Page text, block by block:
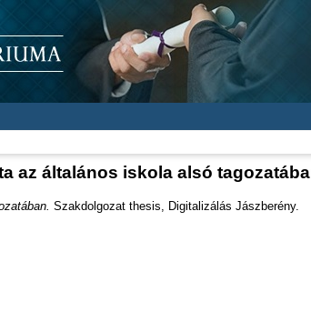
az általános iskola alsó
Szakdolgozat thesis, Digitalizálás Jászberény.